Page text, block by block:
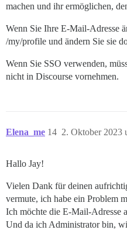
machen und ihr ermöglichen,
Wenn Sie Ihre E-Mail-Adresse
/my/profile und ändern Sie sie
Wenn Sie SSO verwenden,
nicht in Discourse vornehmen.
Elena_me 2. Oktober 2023
14
Hallo Jay!
Vielen Dank für deinen
vermute, ich habe ein Problem
Ich möchte die E-Mail-Adresse
Und da ich Administrator bin,